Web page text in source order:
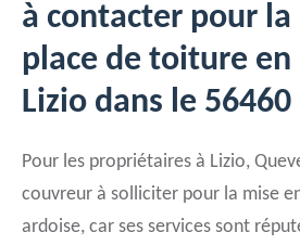
à contacter pour la
place de toiture en
Lizio dans le 56460
Pour les propriétaires à Lizio,
couvreur à solliciter pour la mise
ardoise, car ses services sont